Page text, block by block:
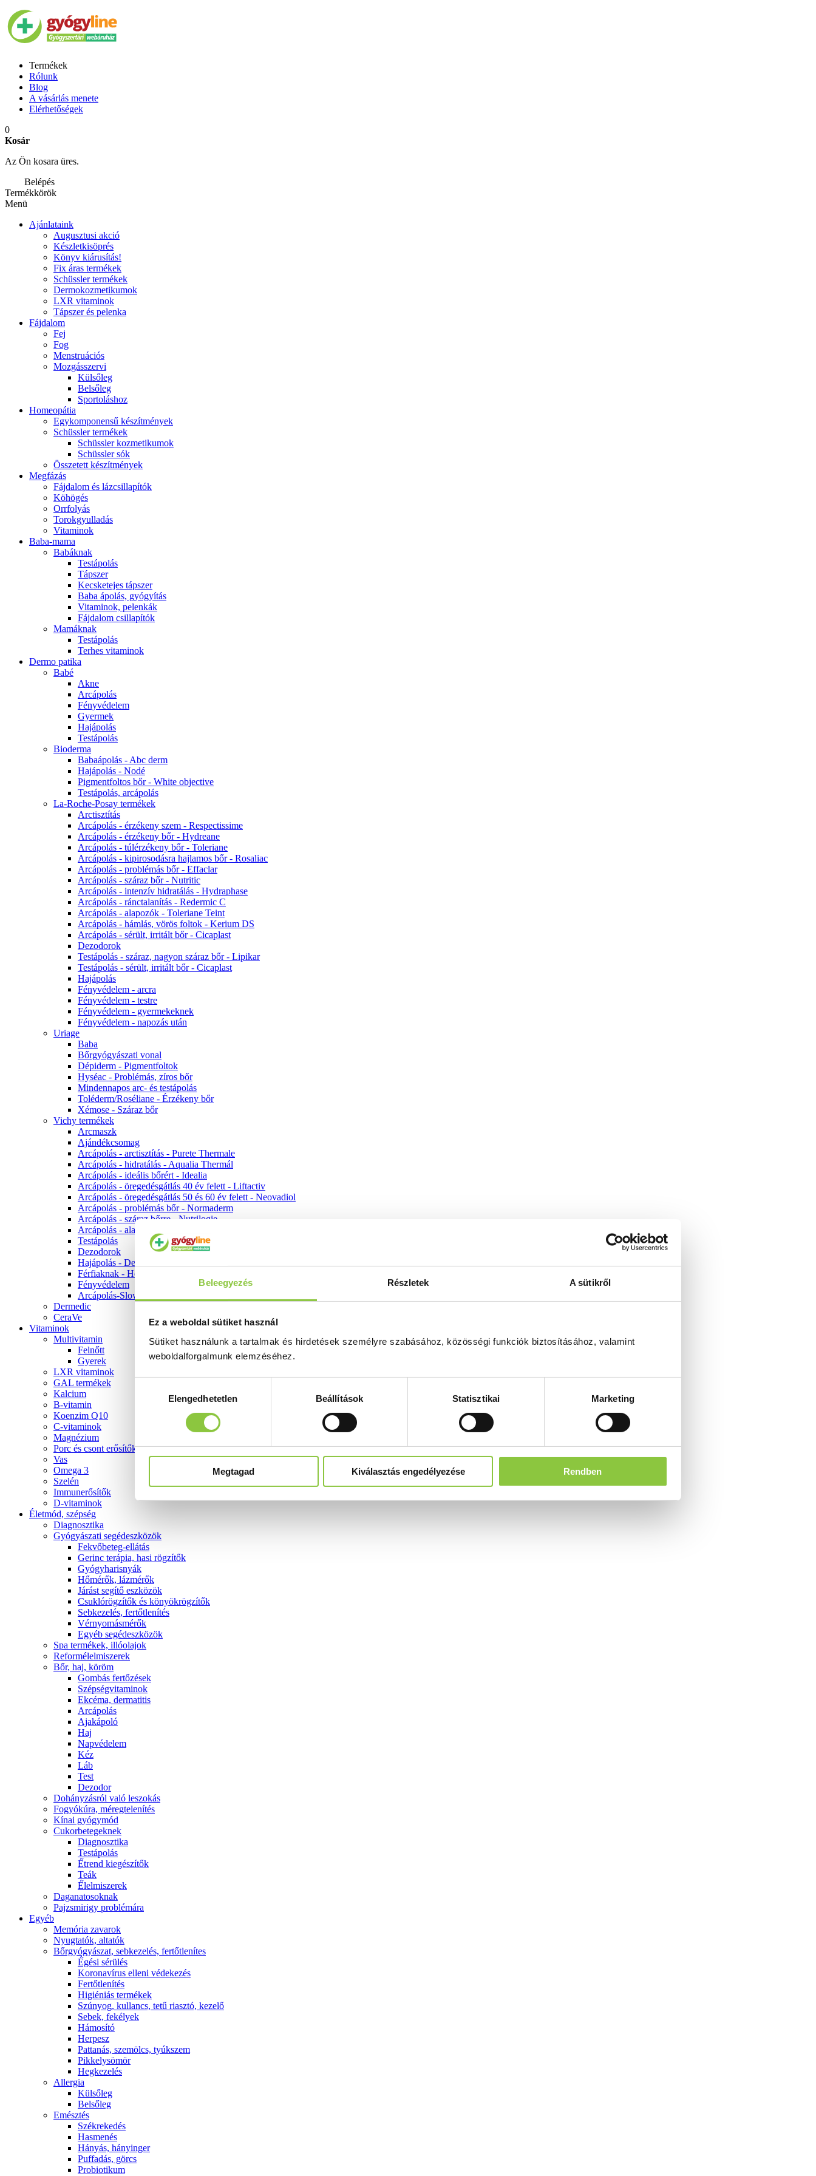
Beleegyezés Részletek A sütikről
Ez a weboldal sütiket használ
Sütiket használunk a tartalmak és hirdetések személyre szabásához, közösségi funkciók biztosításához, valamint
weboldalforgalmunk elemzéséhez.
kiválasztásaElengedhetetlen Beállítások Statisztikai Marketing
Megtagad Kiválasztás engedélyezése Rendben
Termékek
Rólunk
Blog
A vásárlás menete
Elérhetőségek
0
Kosár
Az Ön kosara üres.
Belépés
Termékkörök
Menü
Ajánlataink
Augusztusi akció
Készletkisöprés
Könyv kiárusítás!
Fix áras termékek
Schüssler termékek
Dermokozmetikumok
LXR vitaminok
Tápszer és pelenka
Fájdalom
Fej
Fog
Menstruációs
Mozgásszervi
Külsőleg
Belsőleg
Sportoláshoz
Homeopátia
Egykomponensű készítmények
Schüssler termékek
Schüssler kozmetikumok
Schüssler sók
Összetett készítmények
Megfázás
Fájdalom és lázcsillapítók
Köhögés
Orrfolyás
Torokgyulladás
Vitaminok
Baba-mama
Babáknak
Testápolás
Tápszer
Kecsketejes tápszer
Baba ápolás, gyógyítás
Vitaminok, pelenkák
Fájdalom csillapítók
Mamáknak
Testápolás
Terhes vitaminok
Dermo patika
Babé
Akne
Arcápolás
Fényvédelem
Gyermek
Hajápolás
Testápolás
Bioderma
Babaápolás - Abc derm
Hajápolás - Nodé
Pigmentfoltos bőr - White objective
Testápolás, arcápolás
La-Roche-Posay termékek
Arctisztítás
Arcápolás - érzékeny szem - Respectissime
Arcápolás - érzékeny bőr - Hydreane
Arcápolás - túlérzékeny bőr - Toleriane
Arcápolás - kipirosodásra hajlamos bőr - Rosaliac
Arcápolás - problémás bőr - Effaclar
Arcápolás - száraz bőr - Nutritic
Arcápolás - intenzív hidratálás - Hydraphase
Arcápolás - ránctalanítás - Redermic C
Arcápolás - alapozók - Toleriane Teint
Arcápolás - hámlás, vörös foltok - Kerium DS
Arcápolás - sérült, irritált bőr - Cicaplast
Dezodorok
Testápolás - száraz, nagyon száraz bőr - Lipikar
Testápolás - sérült, irritált bőr - Cicaplast
Hajápolás
Fényvédelem - arcra
Fényvédelem - testre
Fényvédelem - gyermekeknek
Fényvédelem - napozás után
Uriage
Baba
Bőrgyógyászati vonal
Dépiderm - Pigmentfoltok
Hyséac - Problémás, zíros bőr
Mindennapos arc- és testápolás
Toléderm/Roséliane - Érzékeny bőr
Xémose - Száraz bőr
Vichy termékek
Arcmaszk
Ajándékcsomag
Arcápolás - arctisztítás - Purete Thermale
Arcápolás - hidratálás - Aqualia Thermál
Arcápolás - ideális bőrért - Idealia
Arcápolás - öregedésgátlás 40 év felett - Liftactiv
Arcápolás - öregedésgátlás 50 és 60 év felett - Neovadiol
Arcápolás - problémás bőr - Normaderm
Arcápolás - száraz bőrre - Nutrilogie
Arcápolás - alapozók
Testápolás
Dezodorok
Hajápolás - Dercos
Férfiaknak - Homme
Fényvédelem
Arcápolás-Slow Age
Dermedic
CeraVe
Vitaminok
Multivitamin
Felnőtt
Gyerek
LXR vitaminok
GAL termékek
Kalcium
B-vitamin
Koenzim Q10
C-vitaminok
Magnézium
Porc és csont erősítők
Vas
Omega 3
Szelén
Immunerősítők
D-vitaminok
Életmód, szépség
Diagnosztika
Gyógyászati segédeszközök
Fekvőbeteg-ellátás
Gerinc terápia, hasi rögzítők
Gyógyharisnyák
Hőmérők, lázmérők
Járást segítő eszközök
Csuklórögzítők és könyökrögzítők
Sebkezelés, fertőtlenítés
Vérnyomásmérők
Egyéb segédeszközök
Spa termékek, illóolajok
Reformélelmiszerek
Bőr, haj, köröm
Gombás fertőzések
Szépségvitaminok
Ekcéma, dermatitis
Arcápolás
Ajakápoló
Haj
Napvédelem
Kéz
Láb
Test
Dezodor
Dohányzásról való leszokás
Fogyókúra, méregtelenítés
Kínai gyógymód
Cukorbetegeknek
Diagnosztika
Testápolás
É́trend kiegészítők
Teák
É́lelmiszerek
Daganatosoknak
Pajzsmirigy problémára
Egyéb
Memória zavarok
Nyugtatók, altatók
Bőrgyógyászat, sebkezelés, fertőtlenítes
É́gési sérülés
Koronavírus elleni védekezés
Fertőtlenítés
Higiéniás termékek
Szúnyog, kullancs, tetű riasztó, kezelő
Sebek, fekélyek
Hámosító
Herpesz
Pattanás, szemölcs, tyúkszem
Pikkelysömör
Hegkezelés
Allergia
Külsőleg
Belsőleg
Emésztés
Székrekedés
Hasmenés
Hányás, hányinger
Puffadás, görcs
Probiotikum